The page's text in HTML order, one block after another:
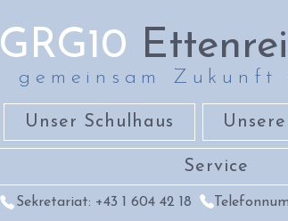
GRG10
gemeinsam Zukunft
Unser Schulhaus
Service
Sekretariat: +43 1 604 42 18